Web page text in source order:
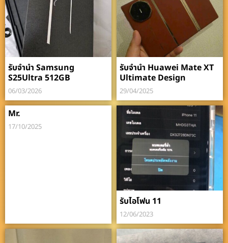
รับจำนำ Samsung
S25Ultra 512GB
06/03/2026
รับจำนำ Huawei Mate XT
Ultimate Design
29/04/2025
Mr.
17/10/2025
รับไอโฟน 11
12/06/2023